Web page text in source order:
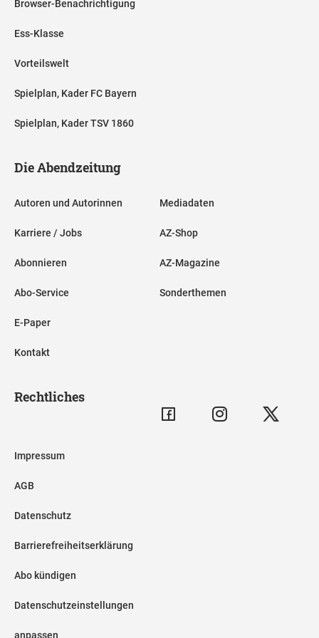
Browser-Benachrichtigung
Ess-Klasse
Vorteilswelt
Spielplan, Kader FC Bayern
Spielplan, Kader TSV 1860
Die Abendzeitung
Autoren und Autorinnen
Karriere / Jobs
Abonnieren
Abo-Service
E-Paper
Kontakt
Mediadaten
AZ-Shop
AZ-Magazine
Sonderthemen
Rechtliches
Impressum
AGB
Datenschutz
Barrierefreiheitserklärung
Abo kündigen
Datenschutzeinstellungen
anpassen